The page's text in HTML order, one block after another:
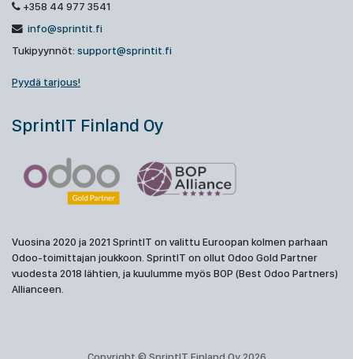
+358 44 977 3541
info@sprintit.fi
Tukipyynnöt: support@sprintit.fi
Pyydä tarjous!
SprintIT Finland Oy
Vuosina 2020 ja 2021 SprintIT on valittu Euroopan kolmen parhaan
Odoo-toimittajan joukkoon. SprintIT on ollut Odoo Gold Partner
vuodesta 2018 lähtien, ja kuulumme myös BOP (Best Odoo Partners)
Allianceen.
Copyright © SprintIT Finland Oy 2026